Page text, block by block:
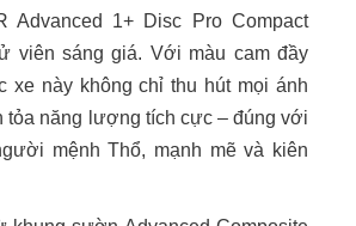
Advanced 1+ Disc Pro Compact
viên sáng giá. Với màu cam đầy
xe này không chỉ thu hút mọi ánh
tỏa năng lượng tích cực – đúng với
mệnh Thổ, mạnh mẽ và kiên